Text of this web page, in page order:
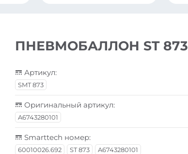
ПНЕВМОБАЛЛОН ST 873
Артикул:
SMT 873
Оригинальный артикул:
A6743280101
Smarttech номер:
60010026.692 ST 873 A6743280101